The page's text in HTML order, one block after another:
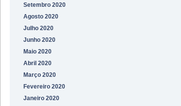
Setembro 2020
Agosto 2020
Julho 2020
Junho 2020
Maio 2020
Abril 2020
Março 2020
Fevereiro 2020
Janeiro 2020